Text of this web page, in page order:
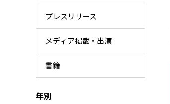
プレスリリース
メディア掲載・出演
書籍
年別